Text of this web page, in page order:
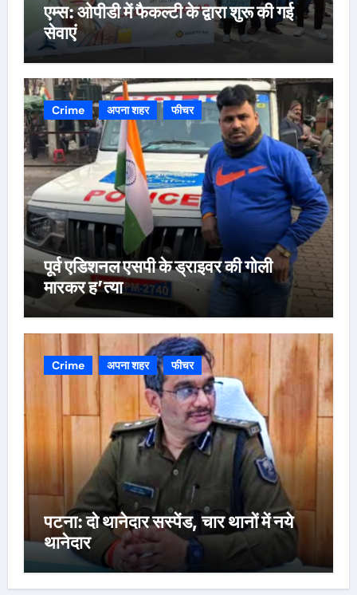
एम्स: ओपीडी में फैकल्टी के द्वारा शुरू की गई
सेवाएं
Crime अपना शहर फीचर
पूर्व एडिशनल एसपी के ड्राइवर की गोली
मारकर ह’त्या
Crime अपना शहर फीचर
पटना: दो थानेदार सस्पेंड, चार थानों में नये
थानेदार